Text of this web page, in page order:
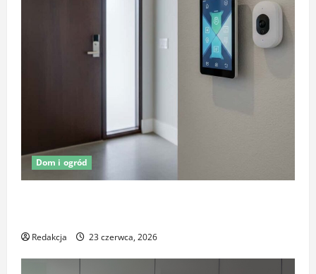
Dom i ogród
Redakcja 23 czerwca, 2026